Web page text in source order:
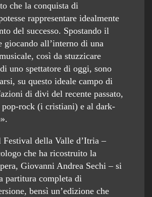
che la conquista di
rappresentare idealmente
del successo. Spostando il
giocando all’interno di una
così da stuzzicare
uno spettatore di oggi, sono
su questo ideale campo di
di divi del recente passato,
pop-rock (i cristiani) e al dark-
Festival della Valle d’Itria –
che ha ricostruito la
Giovanni Andrea Sechi – si
partitura completa di
bensì un’edizione che